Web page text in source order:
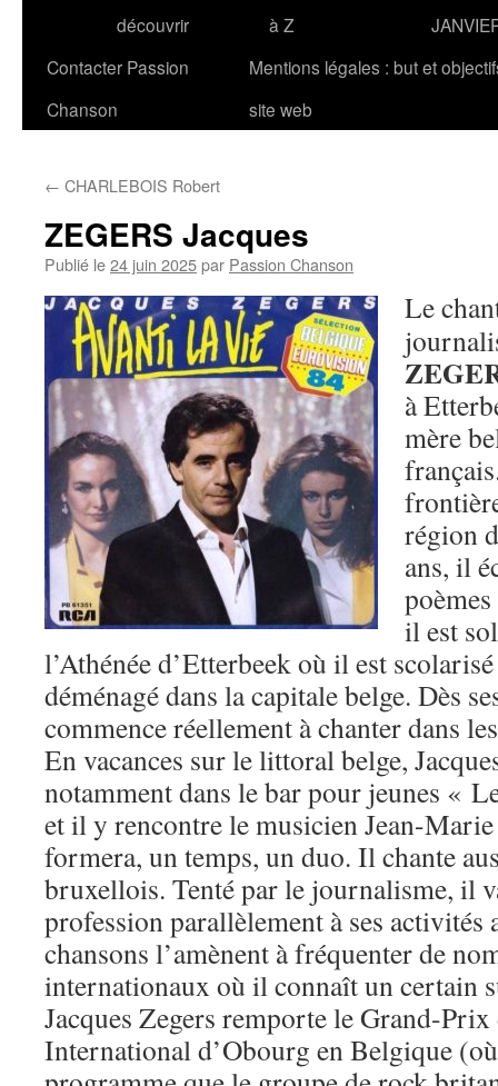
découvrir
à Z
Contacter Passion
Chanson
Mentions légales : but et
site web
← CHARLEBOIS Robert
ZEGERS Jacques
Publié le24 juin 2025par Passion Chanson
Le
à
mère
région
ans, il
il est
l’Athénée d’Etterbeek où il est
déménagé dans la capitale belge. Dès
commence réellement à chanter dans
En vacances sur le littoral belge,
notamment dans le bar pour jeunes «
et il y rencontre le musicien Jean-
formera, un temps, un duo. Il chante
bruxellois. Tenté par le journalisme, il
profession parallèlement à ses activités
chansons l’amènent à fréquenter de
internationaux où il connaît un certain
Jacques Zegers remporte le Grand-
International d’Obourg en Belgique